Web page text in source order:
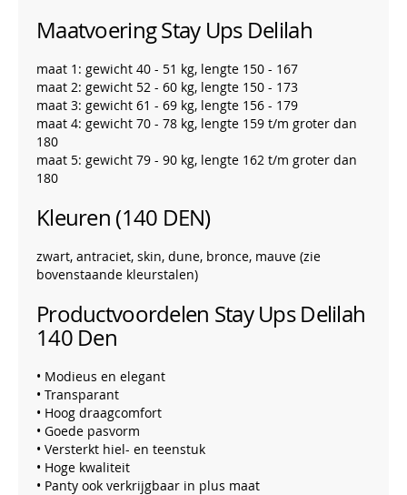
Maatvoering Stay Ups Delilah
maat 1: gewicht 40 - 51 kg, lengte 150 - 167
maat 2: gewicht 52 - 60 kg, lengte 150 - 173
maat 3: gewicht 61 - 69 kg, lengte 156 - 179
maat 4: gewicht 70 - 78 kg, lengte 159 t/m groter dan
180
maat 5: gewicht 79 - 90 kg, lengte 162 t/m groter dan
180
Kleuren (140 DEN)
zwart, antraciet, skin, dune, bronce, mauve (zie
bovenstaande kleurstalen)
Productvoordelen Stay Ups Delilah
140 Den
• Modieus en elegant
• Transparant
• Hoog draagcomfort
• Goede pasvorm
• Versterkt hiel- en teenstuk
• Hoge kwaliteit
• Panty ook verkrijgbaar in plus maat